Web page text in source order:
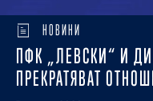
НОВИНИ
ПФК „ЛЕВСКИ“ И
ПРЕКРАТЯВАТ